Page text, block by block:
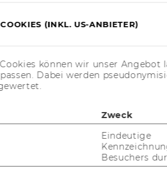
AI/AI Assessing
across different 'realities'
(INKL. US-ANBIETER)
können wir unser Angebot
Dabei werden
Zweck
Eindeutige
Besuchers